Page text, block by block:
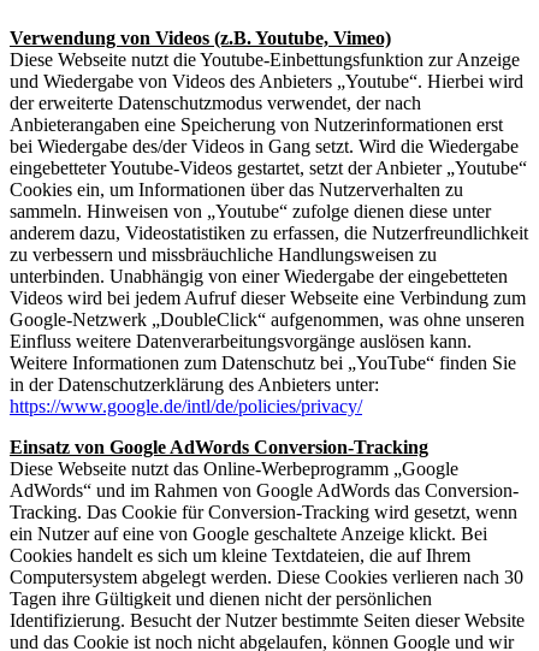
Verwendung von Videos (z.B. Youtube, Vimeo)
Diese Webseite nutzt die Youtube-Einbettungsfunktion zur Anzeige
und Wiedergabe von Videos des Anbieters „Youtube“. Hierbei wird
der erweiterte Datenschutzmodus verwendet, der nach
Anbieterangaben eine Speicherung von Nutzerinformationen erst
bei Wiedergabe des/der Videos in Gang setzt. Wird die Wiedergabe
eingebetteter Youtube-Videos gestartet, setzt der Anbieter „Youtube“
Cookies ein, um Informationen über das Nutzerverhalten zu
sammeln. Hinweisen von „Youtube“ zufolge dienen diese unter
anderem dazu, Videostatistiken zu erfassen, die Nutzerfreundlichkeit
zu verbessern und missbräuchliche Handlungsweisen zu
unterbinden. Unabhängig von einer Wiedergabe der eingebetteten
Videos wird bei jedem Aufruf dieser Webseite eine Verbindung zum
Google-Netzwerk „DoubleClick“ aufgenommen, was ohne unseren
Einfluss weitere Datenverarbeitungsvorgänge auslösen kann.
Weitere Informationen zum Datenschutz bei „YouTube“ finden Sie
in der Datenschutzerklärung des Anbieters unter:
https://www.google.de/intl/de/policies/privacy/
Einsatz von Google AdWords Conversion-Tracking
Diese Webseite nutzt das Online-Werbeprogramm „Google
AdWords“ und im Rahmen von Google AdWords das Conversion-
Tracking. Das Cookie für Conversion-Tracking wird gesetzt, wenn
ein Nutzer auf eine von Google geschaltete Anzeige klickt. Bei
Cookies handelt es sich um kleine Textdateien, die auf Ihrem
Computersystem abgelegt werden. Diese Cookies verlieren nach 30
Tagen ihre Gültigkeit und dienen nicht der persönlichen
Identifizierung. Besucht der Nutzer bestimmte Seiten dieser Website
und das Cookie ist noch nicht abgelaufen, können Google und wir